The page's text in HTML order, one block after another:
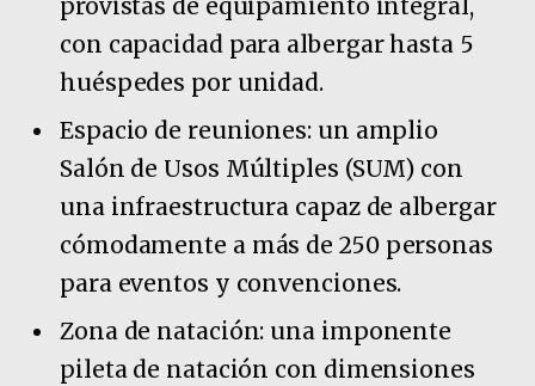
con capacidad para albergar hasta 5
huéspedes por unidad.
Espacio de reuniones: un amplio
Salón de Usos Múltiples (SUM) con
una infraestructura capaz de albergar
cómodamente a más de 250 personas
para eventos y convenciones.
Zona de natación: una imponente
pileta de natación con dimensiones